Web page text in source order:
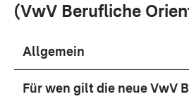
(VwV Berufliche
Allgemein
Für wen gilt die neue VwV